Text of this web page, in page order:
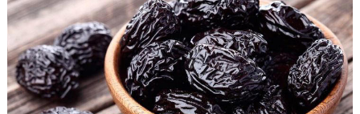
CARNE
CON
A
TIERRA
DEL